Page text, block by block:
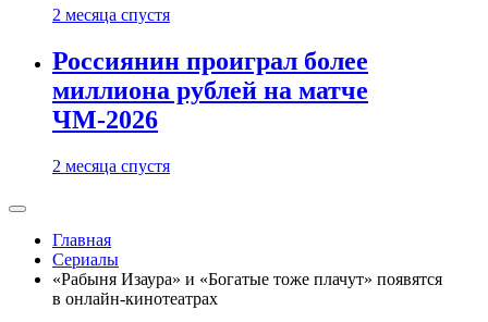
2 месяца спустя
Россиянин проиграл более
миллиона рублей на матче
ЧМ-2026
2 месяца спустя
Главная
Сериалы
«Рабыня Изаура» и «Богатые тоже плачут» появятся
в онлайн-кинотеатрах